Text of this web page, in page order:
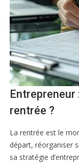
rentrée ?
La rentrée est le
départ, réorganiser
sa stratégie